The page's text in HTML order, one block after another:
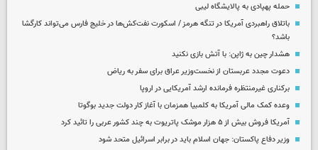
حمله پهپادی به پالایشگاه لیبی
باتلاق راهبردی آمریکا در تنگه هرمز / اسکورت نفت‌کش‌ها در خلیج فارس می‌تواند کارگشا
باشد؟
هشدار چین به ژاپن: با آتش بازی نکنید
دعوت مجدد عربستان از نخست‌وزیر عراق برای سفر به ریاض
برکناری غیرمنتظره فرمانده ارشد آمریکایی در اروپا
وعده کمک مالی آمریکا به کلمبیا همزمان با آغاز کار دولت جدید بوگوتا
آمریکا فروش بیش از ۵ هزار موشک پاتریوت به چند کشور عربی را تائید کرد
وزیر دفاع پاکستان: جهان اسلام باید در برابر اسرائیل متحد شود